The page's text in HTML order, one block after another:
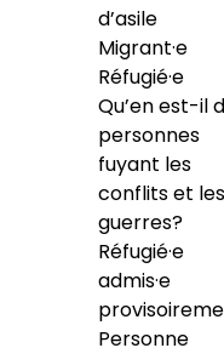
d’asile
Migrant·e
Réfugié·e
Qu’en est-il
personnes
fuyant les
conflits et les
guerres?
Réfugié·e
admis·e
Personne